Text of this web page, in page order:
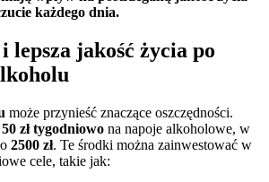
każdego dnia.
lepsza jakość życia po
może przynieść znaczące oszczędności.
50 zł tygodniowo na napoje alkoholowe, w
2500 zł. Te środki można zainwestować w
cele, takie jak: